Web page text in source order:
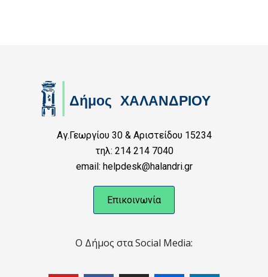
Αγ.Γεωργίου 30 & Αριστείδου 15234
τηλ: 214 214 7040
email: helpdesk@halandri.gr
Επικοινωνία
Ο Δήμος στα Social Media: